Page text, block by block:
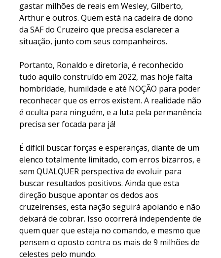
gastar milhões de reais em Wesley, Gilberto,
Arthur e outros. Quem está na cadeira de dono
da SAF do Cruzeiro que precisa esclarecer a
situação, junto com seus companheiros.
Portanto, Ronaldo e diretoria, é reconhecido
tudo aquilo construído em 2022, mas hoje falta
hombridade, humildade e até NOÇÃO para poder
reconhecer que os erros existem. A realidade não
é oculta para ninguém, e a luta pela permanência
precisa ser focada para já!
É difícil buscar forças e esperanças, diante de um
elenco totalmente limitado, com erros bizarros, e
sem QUALQUER perspectiva de evoluir para
buscar resultados positivos. Ainda que esta
direção busque apontar os dedos aos
cruzeirenses, esta nação seguirá apoiando e não
deixará de cobrar. Isso ocorrerá independente de
quem quer que esteja no comando, e mesmo que
pensem o oposto contra os mais de 9 milhões de
celestes pelo mundo.